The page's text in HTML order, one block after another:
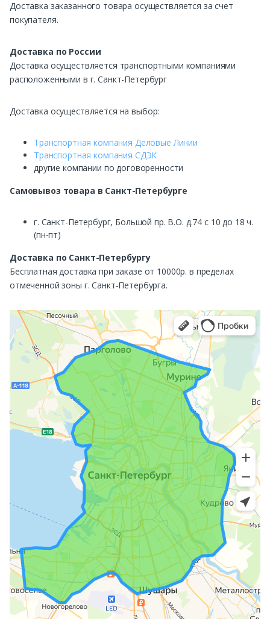
Доставка заказанного товара осуществляется за счет
покупателя.
Доставка по России
Доставка осуществляется транспортными компаниями
расположенными в г. Санкт-Петербург
Доставка осуществляется на выбор:
Транспортная компания Деловые Линии
Транспортная компания СДЭК
другие компании по договоренности
Самовывоз товара в Санкт-Петербурге
г. Санкт-Петербург, Большой пр. В.О. д.74 с 10 до 18 ч.
(пн-пт)
Доставка по Санкт-Петербургу
Бесплатная доставка при заказе от 10000р. в пределах
отмеченной зоны г. Санкт-Петербурга.